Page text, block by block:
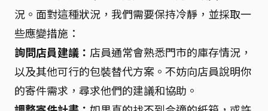
況。面對這種狀況，我們需要保持冷靜，並採取一
些應變措施：
詢問店員建議： 店員通常會熟悉門市的庫存情況，
以及其他可行的包裝替代方案。不妨向店員說明你
的寄件需求，尋求他們的建議和協助。